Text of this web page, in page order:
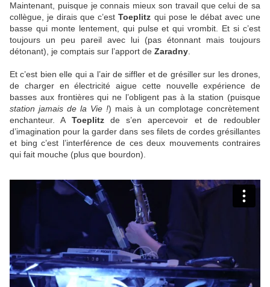
Maintenant, puisque je connais mieux son travail que celui de sa
collègue, je dirais que c’estToeplitz qui pose le débat avec une
basse qui monte lentement, qui pulse et qui vrombit. Et si c’est
toujours un peu pareil avec lui (pas étonnant mais toujours
détonant), je comptais sur l’apport de Zaradny
Et c’est bien elle qui a l’air de siffler et de grésiller sur les drones,
de charger en électricité aigue cette nouvelle expérience de
basses aux frontières qui ne l’obligent pas à la station (puisque
station jamais de la Vie !) mais à un complotage concrètement
enchanteur. A Toeplitzde s’en apercevoir et de redoubler
d’imagination pour la garder dans ses filets de cordes grésillantes
et bing c’est l’interférence de ces deux mouvements contraires
qui fait mouche (plus que bourdon).